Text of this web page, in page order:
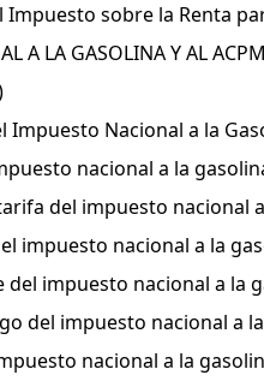
Impuesto sobre la Renta
A LA GASOLINA Y AL ACPM
Impuesto Nacional a la
nacional a la
del impuesto nacional
impuesto nacional a la
del impuesto nacional a la
del impuesto nacional a
nacional a la